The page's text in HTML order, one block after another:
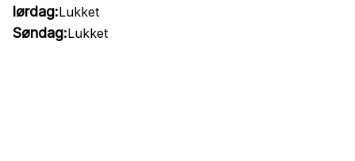
lørdag:Lukket
Søndag:Lukket